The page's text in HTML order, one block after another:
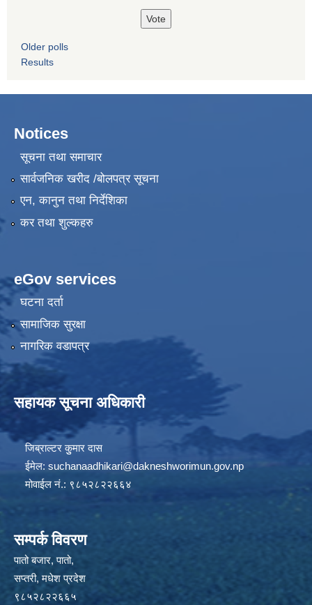
Older polls
Results
Notices
सूचना तथा समाचार
सार्वजनिक खरीद /बोलपत्र सूचना
एन, कानुन तथा निर्देशिका
कर तथा शुल्कहरु
eGov services
घटना दर्ता
सामाजिक सुरक्षा
नागरिक वडापत्र
सहायक सूचना अधिकारी
जिब्राल्टर कुुमार दास
ईमेल: suchanaadhikari@dakneshworimun.gov.np
मोवाईल नं.: ९८५२८२२६६४
सम्पर्क विवरण
पातो बजार, पातो,
सप्तरी, मधेश प्रदेश
९८५२८२२६६५